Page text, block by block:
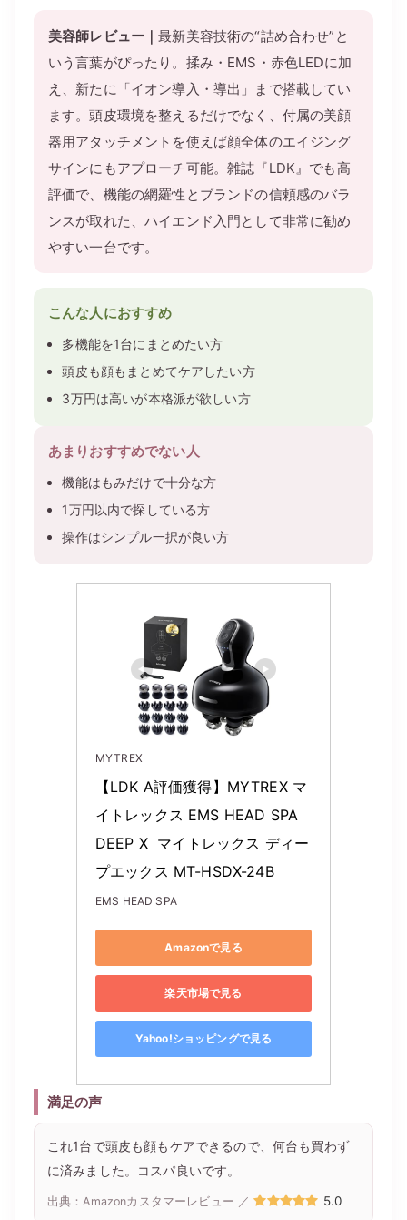
美容師レビュー｜最新美容技術の“詰め合わせ”と
いう言葉がぴったり。揉み・EMS・赤色LEDに加
え、新たに「イオン導入・導出」まで搭載してい
ます。頭皮環境を整えるだけでなく、付属の美顔
器用アタッチメントを使えば顔全体のエイジング
サインにもアプローチ可能。雑誌『LDK』でも高
評価で、機能の網羅性とブランドの信頼感のバラ
ンスが取れた、ハイエンド入門として非常に勧め
やすい一台です。
こんな人におすすめ
多機能を1台にまとめたい方
頭皮も顔もまとめてケアしたい方
3万円は高いが本格派が欲しい方
あまりおすすめでない人
機能はもみだけで十分な方
1万円以内で探している方
操作はシンプル一択が良い方
MYTREX
【LDK A評価獲得】MYTREX マ
イトレックス EMS HEAD SPA
DEEP X  マイトレックス ディー
プエックス MT-HSDX-24B
EMS HEAD SPA
Amazonで見る
楽天市場で見る
Yahoo!ショッピングで見る
満足の声
これ1台で頭皮も顔もケアできるので、何台も買わず
に済みました。コスパ良いです。
出典：Amazonカスタマーレビュー ／ 5.0